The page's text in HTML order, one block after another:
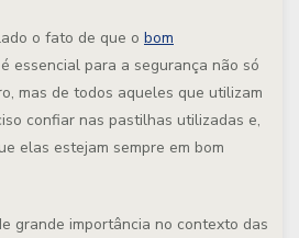
o fato de que o bom
é essencial para a segurança não só
mas de todos aqueles que utilizam
confiar nas pastilhas utilizadas e,
elas estejam sempre em bom
grande importância no contexto das